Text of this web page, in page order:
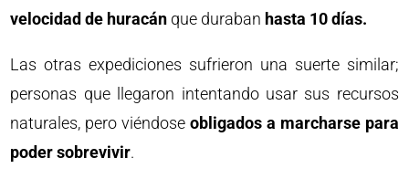
velocidad de huracán que duraban hasta 10 días.
Las otras expediciones sufrieron una suerte similar;
personas que llegaron intentando usar sus recursos
naturales, pero viéndose obligados a marcharse para
poder sobrevivir.